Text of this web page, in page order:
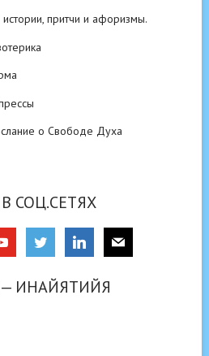
притчи и афоризмы.
о Свободе Духа
В СОЦ.СЕТЯХ
— ИНАЙЯТИЙЯ